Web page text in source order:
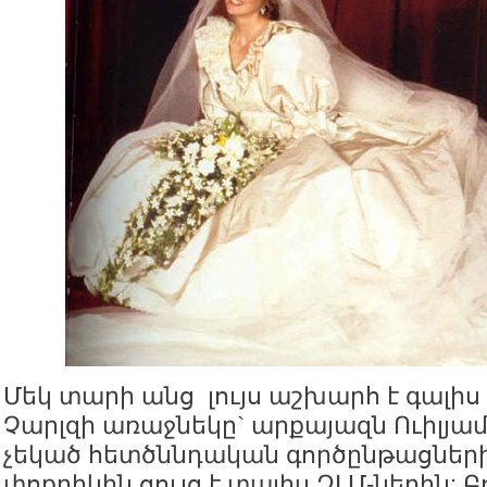
Մեկ տարի անց լույս աշխարհ է
Չարլզի առաջնեկը` արքայազն
չեկած հետծննդական